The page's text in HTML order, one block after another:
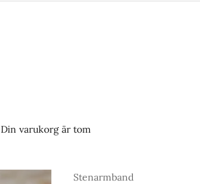
Din varukorg är tom
Stenarmband